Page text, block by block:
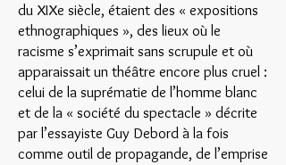
du XIXe siècle, étaient des « expositions
ethnographiques », des lieux où le
racisme s’exprimait sans scrupule et où
apparaissait un théâtre encore plus cruel :
celui de la suprématie de l’homme blanc
et de la « société du spectacle » décrite
par l’essayiste Guy Debord à la fois
comme outil de propagande, de l’emprise